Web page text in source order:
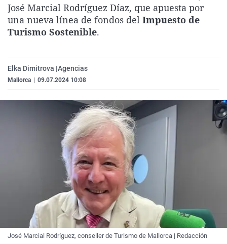
La rosa de los vientos
Gente viajera
Caso
Retornados
Operación Viuda
Extremadura
Galicia
Navarra
Virales
Televisión
José Marcial Rodríguez Díaz, que apuesta por
una nueva línea de fondos del Impuesto de
Turismo Sostenible.
Elka Dimitrova |Agencias
Mallorca 09.07.2024 10:08
José Marcial Rodríguez, conseller de Turismo de Mallorca | Redacción